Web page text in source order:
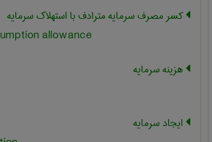
کسر مصرف سرمایه مترادف با استهلاک سرمایه
allowance
هزینه سرمایه
ایجاد سرمایه